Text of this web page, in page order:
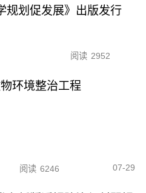
规划促发展》出版发行
阅读 2952
环境整治工程
阅读 6246 07-29